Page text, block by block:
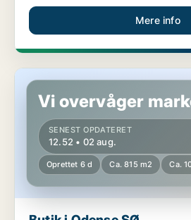
Mere info
Butik i Odense SØ
Vi overvåger
SENEST OPDATERET
12.52 • 02 aug.
Oprettet 6 d Ca. 815 m2 Ca.